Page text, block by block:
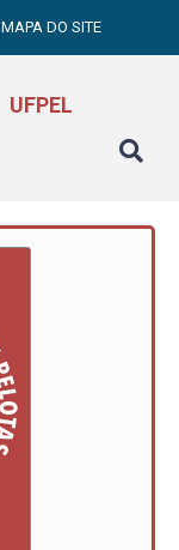
MAPA DO SITE
UFPEL